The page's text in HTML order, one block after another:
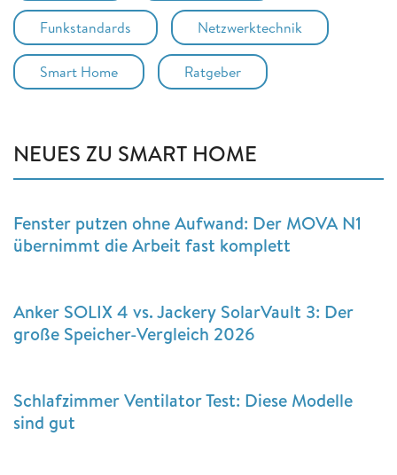
Funkstandards Netzwerktechnik
Smart Home Ratgeber
NEUES ZU SMART HOME
Fenster putzen ohne Aufwand: Der MOVA N1
übernimmt die Arbeit fast komplett
Anker SOLIX 4 vs. Jackery SolarVault 3: Der
große Speicher-Vergleich 2026
Schlafzimmer Ventilator Test: Diese Modelle
sind gut